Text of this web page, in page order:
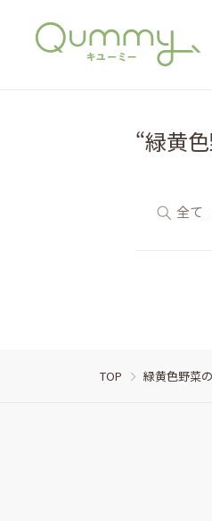
“緑黄
全て
TOP 緑黄色野菜